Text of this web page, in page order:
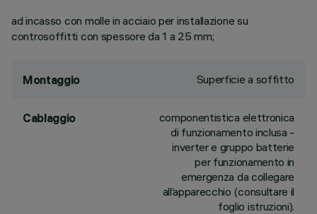
ad incasso con molle in acciaio per installazione su
controsoffitti con spessore da 1 a 25 mm;
Montaggio Superficie a soffitto
Cablaggio
componentistica elettronica
di funzionamento inclusa -
inverter e gruppo batterie
per funzionamento in
emergenza da collegare
all’apparecchio (consultare il
foglio istruzioni).